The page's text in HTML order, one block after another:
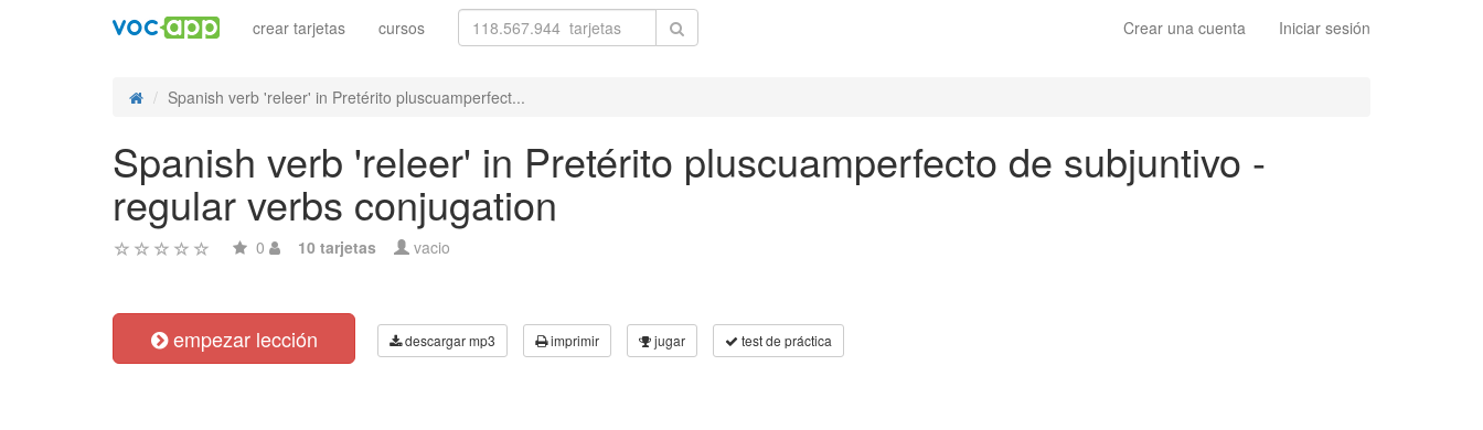
Crear una cuenta Iniciar sesión
crear tarjetas cursos
Spanish verb 'releer' in Pretérito pluscuamperfect...
Spanish verb 'releer' in Pretérito pluscuamperfecto de subjuntivo -
regular verbs conjugation
0 10 tarjetas vacio
empezar lección descargar mp3 imprimir jugar test de práctica